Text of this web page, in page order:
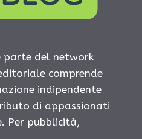
parte del network
comprende
indipendente
di appassionati
Per pubblicità,